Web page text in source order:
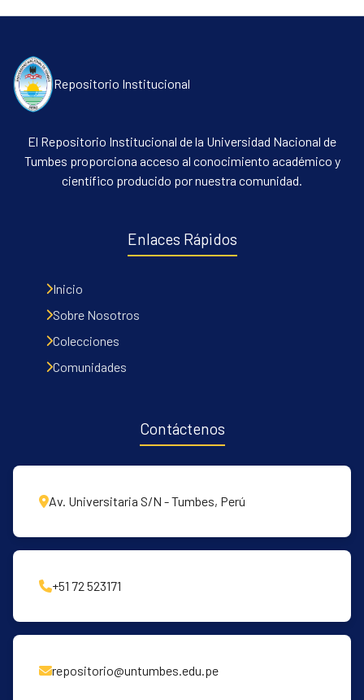
Repositorio Institucional
El Repositorio Institucional de la Universidad Nacional de
Tumbes proporciona acceso al conocimiento académico y
científico producido por nuestra comunidad.
Enlaces Rápidos
Inicio
Sobre Nosotros
Colecciones
Comunidades
Contáctenos
Av. Universitaria S/N - Tumbes, Perú
+51 72 523171
repositorio@untumbes.edu.pe